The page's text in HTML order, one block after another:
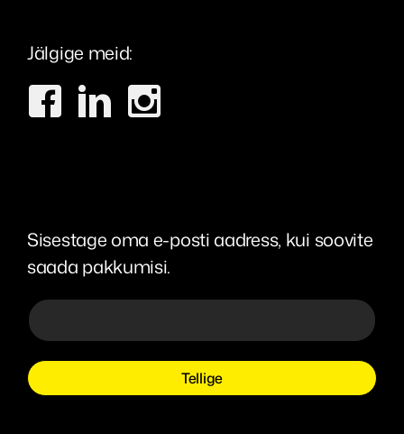
Jälgige meid:
Sisestage oma e-posti aadress, kui soovite
saada pakkumisi.